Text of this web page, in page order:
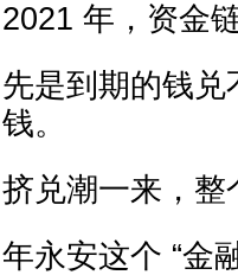
2021 年，资金
先是到期的钱
钱。
挤兑潮一来，整
年永安这个 “金